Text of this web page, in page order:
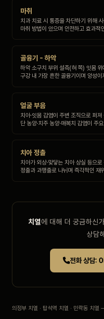
마취
치과 치료 시 통증을 차단하기 위해
마취 방법이 있으며 안전하고 효과적
골융기 - 하악
하악 소구치 부위 설측(혀 쪽) 잇몸
구강 내 가장 흔한 골융기이며 양성
얼굴 부음
치아·잇몸 감염이 주변 조직으로 퍼
단 농양·치주 농양·매복치 감염이 주
치아 정출
치아가 외상·맞닿는 치아 상실 등으
정출과 과맹출로 나뉘며 즉각적인 재
치열에 대해 더 궁금하신
상담
전화 상담
의정부 치열 · 탑석역 치열 · 민락동 치